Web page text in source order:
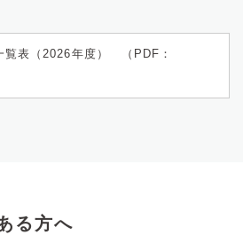
覧表（2026年度） （PDF：
る方へ